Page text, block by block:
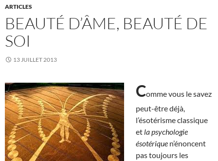
ARTICLES
BEAUTÉ D’ÂME, BEAUTÉ DE
SOI
13 JUILLET 2013
Comme vous le savez
peut-être déjà,
l’ésotérisme classique
et la psychologie
ésotérique n’énoncent
pas toujours les